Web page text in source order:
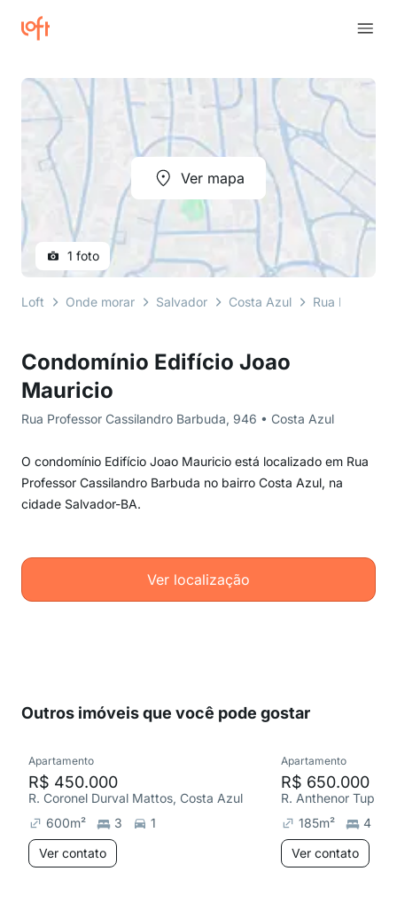
Condomínio Edifício Joao
Mauricio
Rua Professor Cassilandro Barbuda, 946 • Costa Azul
O condomínio Edifício Joao Mauricio está localizado em Rua
Professor Cassilandro Barbuda no bairro Costa Azul, na
cidade Salvador-BA.
Ver localização
Ver mapa
1 foto
Loft Onde morar Salvador Costa Azul Rua
Outros imóveis que você pode gostar
Apartamento
R$ 450.000
R. Coronel Durval Mattos, Costa Azul
600m² 3
1
Ver contato
Apartamento
R$ 650.000
R. Anthenor
185m²
4
Ver contato